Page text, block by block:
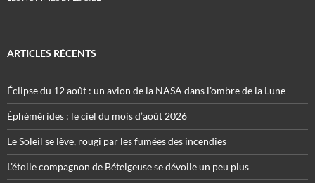
ARTICLES RÉCENTS
Éclipse du 12 août : un avion de la NASA dans l’ombre de la Lune
Éphémérides : le ciel du mois d’août 2026
Le Soleil se lève, rougi par les fumées des incendies
L’étoile compagnon de Bételgeuse se dévoile un peu plus